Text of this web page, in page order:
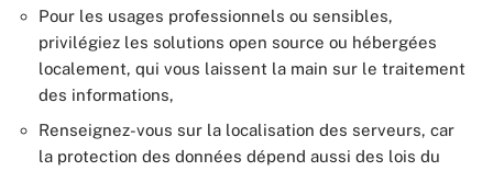
Pour les usages professionnels ou sensibles,
privilégiez les solutions open source ou hébergées
localement, qui vous laissent la main sur le traitement
des informations,
Renseignez-vous sur la localisation des serveurs, car
la protection des données dépend aussi des lois du